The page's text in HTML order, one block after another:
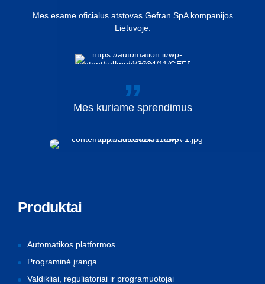
Mes esame oficialus atstovas Gefran SpA kompanijos
Lietuvoje.
Mes kuriame sprendimus
Produktai
Automatikos platformos
Programinė įranga
Valdikliai, reguliatoriai ir programuotojai